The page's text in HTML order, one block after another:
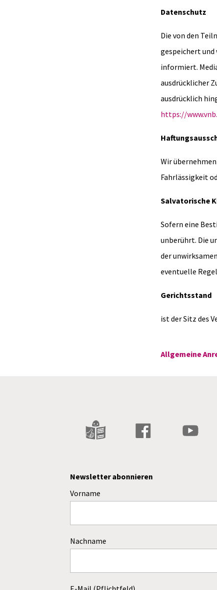
Datenschutz
Die von den
gespeichert und
informiert.
ausdrücklicher
ausdrücklich
https://
Wir
Fahrlässigkeit
Salvatorische
Sofern eine
unberührt. Die
der
eventuelle
Gerichtsstand
ist der Sitz des
Allgemeine
Newsletter abonnieren
Vorname
Nachname